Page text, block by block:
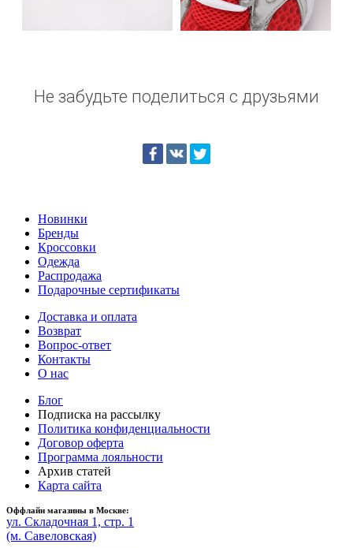
Не забудьте поделиться с друзьями
Новинки
Бренды
Кроссовки
Одежда
Распродажа
Подарочные сертификаты
Доставка и оплата
Возврат
Вопрос-ответ
Контакты
О нас
Блог
Подписка на рассылку
Политика конфиденциальности
Договор оферта
Программа лояльности
Архив статей
Карта сайта
Оффлайн магазины в Москве:
ул. Складочная 1, стр. 1
(м. Савеловская)